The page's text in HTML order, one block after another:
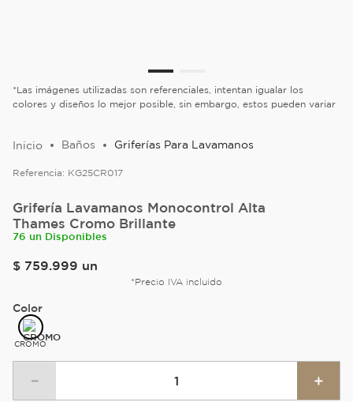
*Las imágenes utilizadas son referenciales, intentan igualar los
colores y diseños lo mejor posible, sin embargo, estos pueden variar
Baños Griferías Para Lavamanos
Referencia: KG25CR017
Grifería Lavamanos Monocontrol Alta
Thames Cromo Brillante
76 un Disponibles
$ 759.999 un
*Precio IVA incluido
Color
CROMO
＋
－